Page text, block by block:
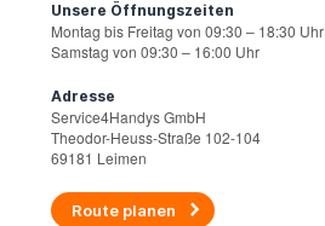
Unsere Öffnungszeiten
Montag bis Freitag von 09:30 – 18:30 Uhr
Samstag von 09:30 – 16:00 Uhr
Adresse
Service4Handys GmbH
Theodor-Heuss-Straße 102-104
69181 Leimen
Route planen